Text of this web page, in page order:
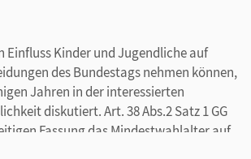
Einfluss Kinder und Jugendliche auf
des Bundestags nehmen können,
Jahren in der interessierten
diskutiert. Art. 38 Abs.2 Satz 1 GG
Fassung das Mindestwahlalter auf
schließt er Diskussionen darüber